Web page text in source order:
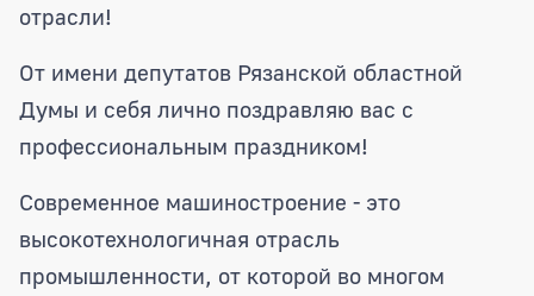
отрасли!
От имени депутатов Рязанской областной
Думы и себя лично поздравляю вас с
профессиональным праздником!
Современное машиностроение - это
высокотехнологичная отрасль
промышленности, от которой во многом